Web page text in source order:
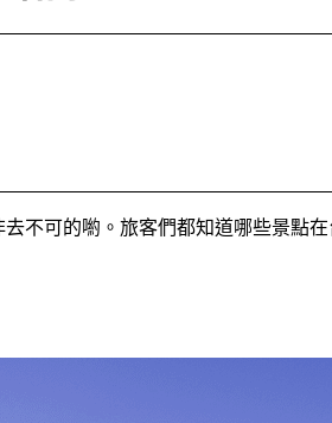
不可的喲。旅客們都知道哪些景點